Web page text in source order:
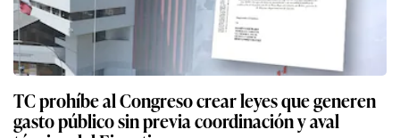
TC prohíbe al Congreso crear leyes que generen
gasto público sin previa coordinación y aval